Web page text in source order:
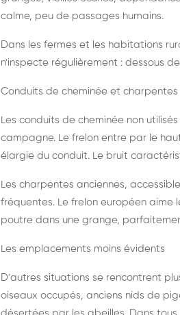
calme, peu de passages humains.
Dans les fermes et les habitations
n'inspecte régulièrement : dessous
Conduits de cheminée et charpentes
Les conduits de cheminée non
campagne. Le frelon entre par le
élargie du conduit. Le bruit
Les charpentes anciennes,
fréquentes. Le frelon européen aime
poutre dans une grange,
Les emplacements moins évidents
D'autres situations se rencontrent
oiseaux occupés, anciens nids de